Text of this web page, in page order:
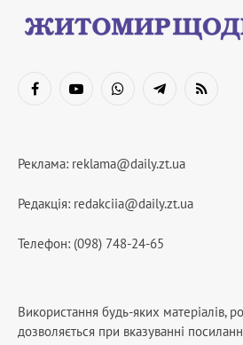
FacebookYouTubeWhatsAppTelegramRSS
Реклама: reklama@daily.zt.ua
Редакція: redakciia@daily.zt.ua
Телефон: (098) 748-24-65
Використання будь-яких матеріалів,
дозволяється при вказуванні